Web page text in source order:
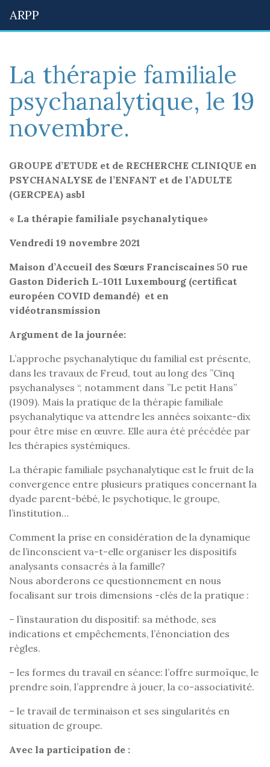
ARPP
La thérapie familiale
psychanalytique, le 19
novembre.
GROUPE d’ETUDE et de RECHERCHE CLINIQUE en
PSYCHANALYSE de l’ENFANT et de l’ADULTE
(GERCPEA) asbl
« La thérapie familiale psychanalytique»
Vendredi 19 novembre 2021
Maison d’Accueil des Sœurs Franciscaines 50 rue
Gaston Diderich L-1011 Luxembourg (certificat
européen COVID demandé) et en
vidéotransmission
Argument de la journée:
L’approche psychanalytique du familial est présente,
dans les travaux de Freud, tout au long des ”Cinq
psychanalyses “, notamment dans ”Le petit Hans”
(1909). Mais la pratique de la thérapie familiale
psychanalytique va attendre les années soixante-dix
pour être mise en œuvre. Elle aura été précédée par
les thérapies systémiques.
La thérapie familiale psychanalytique est le fruit de la
convergence entre plusieurs pratiques concernant la
dyade parent-bébé, le psychotique, le groupe,
l’institution…
Comment la prise en considération de la dynamique
de l’inconscient va-t-elle organiser les dispositifs
analysants consacrés à la famille?
Nous aborderons ce questionnement en nous
focalisant sur trois dimensions -clés de la pratique :
– l’instauration du dispositif: sa méthode, ses
indications et empêchements, l’énonciation des
règles.
– les formes du travail en séance: l’offre surmoïque, le
prendre soin, l’apprendre à jouer, la co-associativité.
– le travail de terminaison et ses singularités en
situation de groupe.
Avec la participation de :